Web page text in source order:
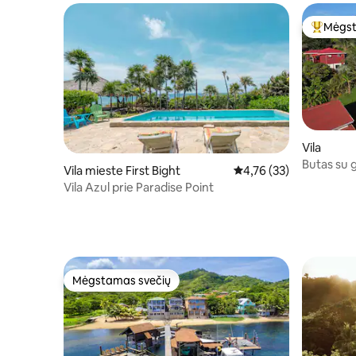
Vila mieste First Bight Vidutinis įvertinimas:
4,76 (33)
Vila Azul prie Paradise Point
Svečių
Vila
Butas su
Mėgstamas svečių
Mėgstamas svečių